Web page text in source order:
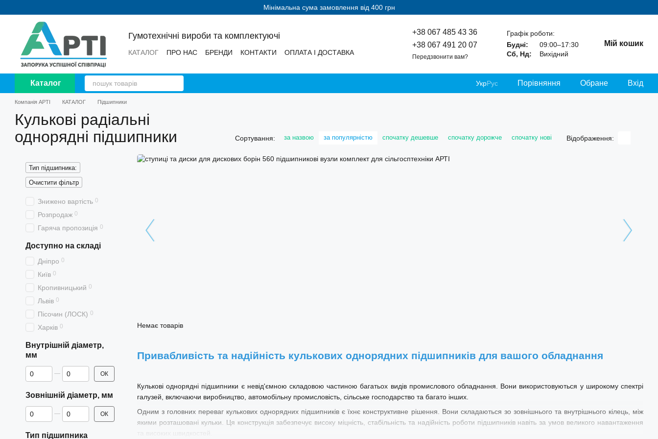
Мінімальна сума замовлення від 400 грн
Гумотехнічні вироби та комплектуючі
КАТАЛОГ ПРО НАС БРЕНДИ КОНТАКТИ
ОПЛАТА І ДОСТАВКА
+38 067 485 43 36
+38 067 491 20 07
Передзвонити вам?
Графік роботи:
Будні:
09:00–17:30
Сб, Нд:
Вихідний
Мій кошик
Каталог УкрРус Порівняння Обране Вхід
Компанія АРТІ КАТАЛОГ Підшипники
Кулькові радіальні
однорядні підшипники
Сортування: за назвою за популярністю спочатку дешевше спочатку дорожче спочатку нові Відображення:
Привабливість та надійність кулькових однорядних підшипників для вашого обладнання
Кулькові однорядні підшипники є невід'ємною складовою частиною багатьох видів промислового обладнання. Вони використовуються у широкому спектрі
галузей, включаючи виробництво, автомобільну промисловість, сільське господарство та багато інших.
Одним з головних переваг кулькових однорядних підшипників є їхнє конструктивне рішення. Вони складаються зо зовнішнього та внутрішнього кілець, між
якими розташовані кульки. Ця конструкція забезпечує високу міцність, стабільність та надійність роботи підшипників навіть за умов великого навантаження
Немає товарів
Тип підшипника:
Очистити фільтр
Знижено вартість 0
Розпродаж 0
Гаряча пропозиція 0
Доступно на складі
Дніпро 0
Київ 0
Кропивницький 0
Львів 0
Пісочин (ЛОСК) 0
Харків 0
Внутрішній діаметр,
мм
Від Внутрішній діаметр, мм
До Внутрішній діаметр, мм
ОК
Зовнішній діаметр, мм
Від Зовнішній діаметр, мм
До Зовнішній діаметр, мм
ОК
Тип підшипника